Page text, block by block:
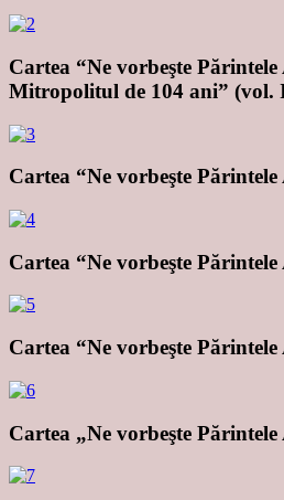
Cartea “Ne vorbeşte
Mitropolitul de 104 ani” (vol.
Cartea “Ne vorbeşte
Cartea “Ne vorbeşte
Cartea “Ne vorbeşte
Cartea „Ne vorbeşte